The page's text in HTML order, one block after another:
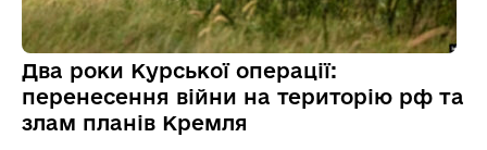
Два роки Курської операції:
перенесення війни на територію рф та
злам планів Кремля